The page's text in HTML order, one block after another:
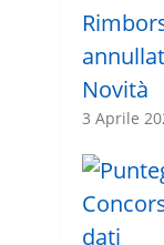
Novità
3 Aprile